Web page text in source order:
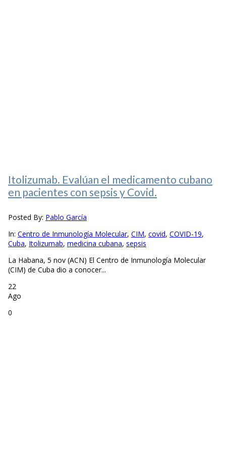
Itolizumab. Evalúan el medicamento cubano
en pacientes con sepsis y Covid.
Posted By: Pablo García
In: Centro de Inmunología Molecular, CIM, covid, COVID-19,
Cuba, Itolizumab, medicina cubana, sepsis
La Habana, 5 nov (ACN) El Centro de Inmunología Molecular
(CIM) de Cuba dio a conocer...
22
Ago
0